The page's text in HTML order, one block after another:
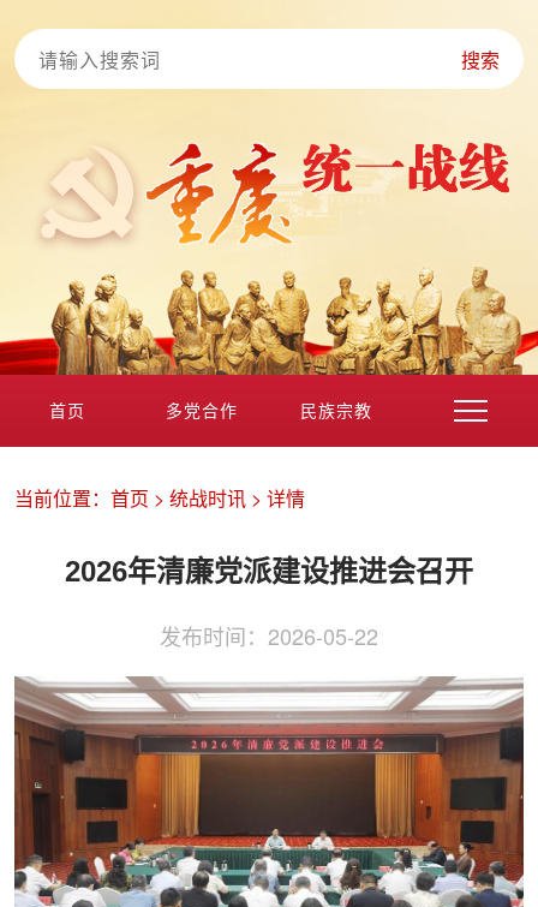
搜索
首页 多党合作 民族宗教
区县动态 统战历史文化
当前位置： 首页 > 统战时讯 > 详情
2026年清廉党派建设推进会召开
发布时间： 2026-05-22